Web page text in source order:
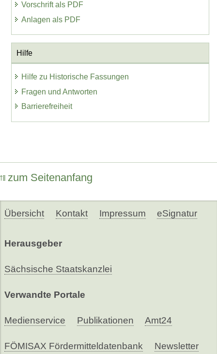
Vorschrift als PDF
Anlagen als PDF
Hilfe
Hilfe zu Historische Fassungen
Fragen und Antworten
Barrierefreiheit
zum Seitenanfang
Übersicht Kontakt Impressum eSignatur
Herausgeber
Sächsische Staatskanzlei
Verwandte Portale
Medienservice Publikationen Amt24
FÖMISAX Fördermitteldatenbank Newsletter